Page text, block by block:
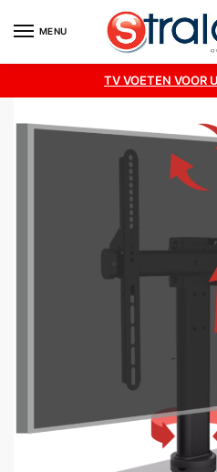
MENU
TV VOETEN VOOR